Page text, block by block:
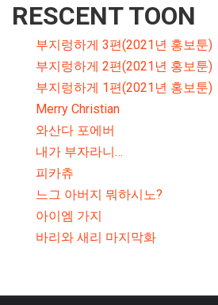
RESCENT TOON
부지렁하게 3편(2021년 홍보툰)
부지렁하게 2편(2021년 홍보툰)
부지렁하게 1편(2021년 홍보툰)
Merry Christian
와산다 포에버
내가 부자라니…
피카츄
느그 아버지 뭐하시노?
아이엠 가지
바리와 새리 마지막화